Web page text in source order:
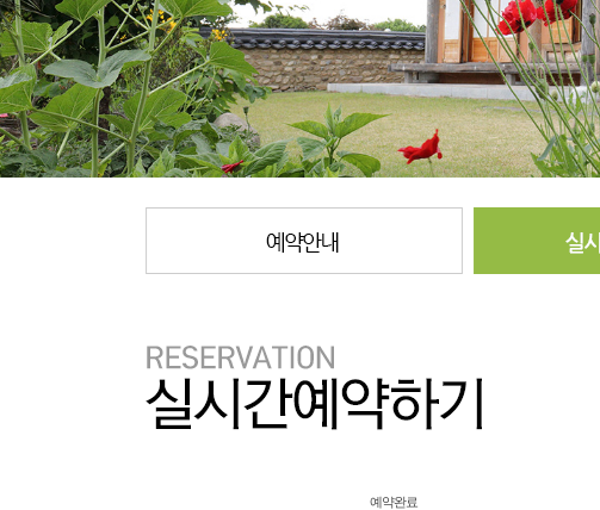
예약완료